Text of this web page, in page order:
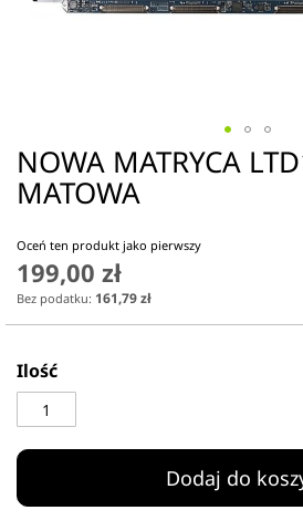
Przejdź
na
początek
NOWA MATRYCA
MATOWA
Oceń ten produkt jako pierwszy
199,00 zł
161,79 zł
Ilość
Dodaj do